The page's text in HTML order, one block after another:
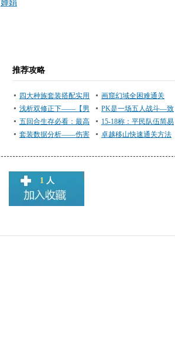
婵娟
推荐攻略
四大种族套装搭配实用
篇
画窟幻域全困难通关
浅析双修正下——【男
人】该如何演绎自己的
精彩
PK是一场五人战斗—致
指挥、队员的话
五回合生存必看：最高
难度天星天勇星杀法解
15-18称：平民队伍简易
版攻略
套装数据分析——伤害
卓越移山快速通关方法
1 人